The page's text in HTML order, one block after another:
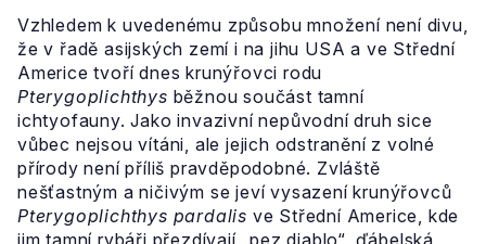
Vzhledem k uvedenému způsobu množení není divu,
že v řadě asijských zemí i na jihu USA a ve Střední
Americe tvoří dnes krunýřovci rodu
Pterygoplichthys běžnou součást tamní
ichtyofauny. Jako invazivní nepůvodní druh sice
vůbec nejsou vítáni, ale jejich odstranění z volné
přírody není příliš pravděpodobné. Zvláště
nešťastným a ničivým se jeví vysazení krunýřovců
Pterygoplichthys pardalis ve Střední Americe, kde
jim tamní rybáři přezdívají „pez diablo“, ďábelská